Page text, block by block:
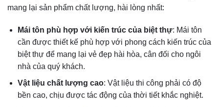
mang lại sản phẩm chất lượng, hài lòng nhất:
Mái tôn phù hợp với kiến trúc của biệt thự: Mái tôn
cần được thiết kế phù hợp với phong cách kiến trúc của
biệt thự để mang lại vẻ đẹp hài hòa, cân đối cho ngôi
nhà của quý khách.
Vật liệu chất lượng cao: Vật liệu thi công phải có độ
bền cao, chịu được tác động của thời tiết khắc nghiệt.